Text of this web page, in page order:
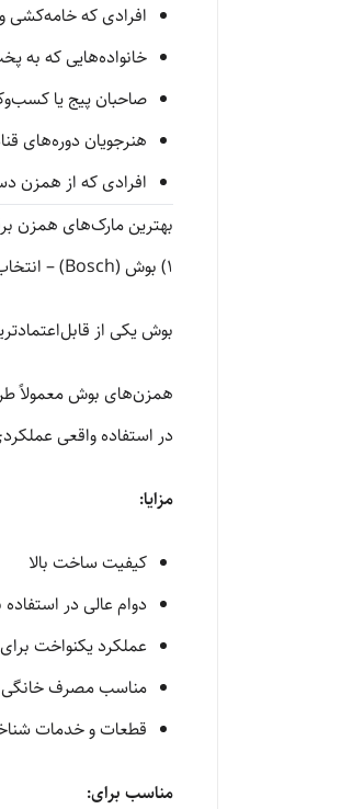
افرادی که خامه‌کشی
خانواده‌هایی که به
صاحبان پیج یا
هنرجویان دوره‌های
افرادی که از همزن
بهترین مارک‌های همزن
1) بوش (Bosch) – انتخاب مطمئن، بادوام و متعادل
بوش یکی از
همزن‌های بوش معمولاً
در استفاده واقعی
مزایا:
کیفیت ساخت بالا
دوام عالی در
عملکرد یکنواخت
مناسب مصرف خانگی
قطعات و خدمات
مناسب برای: